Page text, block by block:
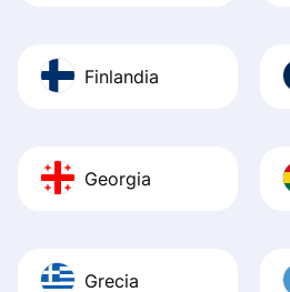
Finlandia
Georgia
Grecia